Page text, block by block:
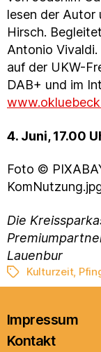
lesen der Autor
Hirsch.
Antonio Vivaldi.
auf der UKW-
DAB+ und im
4. Juni, 17.00
Foto ©
Die
Lauenbur
Schlagwörter
Kulturzeit,
Impressum
Kontakt